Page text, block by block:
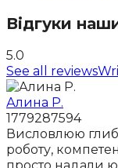
Відгуки
5.0
See all reviews
Алина Р.
1779287594
Висловлюю
роботу,
просто надали